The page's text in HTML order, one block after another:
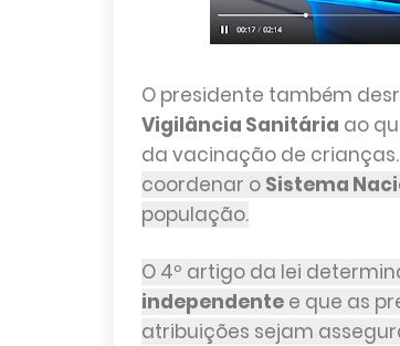
O presidente também
Vigilância Sanitária ao
da vacinação de crianças.
coordenar o Sistema
população.
O 4º artigo da lei
independentee que as
atribuições sejam